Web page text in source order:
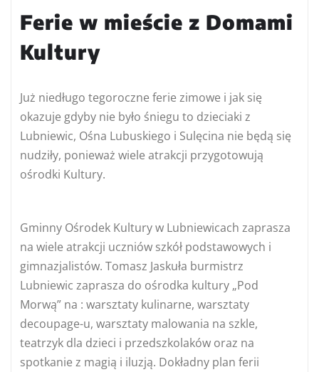
Ferie w mieście z Domami
Kultury
Już niedługo tegoroczne ferie zimowe i jak się
okazuje gdyby nie było śniegu to dzieciaki z
Lubniewic, Ośna Lubuskiego i Sulęcina nie będą się
nudziły, ponieważ wiele atrakcji przygotowują
ośrodki Kultury.
Gminny Ośrodek Kultury w Lubniewicach zaprasza
na wiele atrakcji uczniów szkół podstawowych i
gimnazjalistów. Tomasz Jaskuła burmistrz
Lubniewic zaprasza do ośrodka kultury „Pod
Morwą” na : warsztaty kulinarne, warsztaty
decoupage-u, warsztaty malowania na szkle,
teatrzyk dla dzieci i przedszkolaków oraz na
spotkanie z magią i iluzją. Dokładny plan ferii